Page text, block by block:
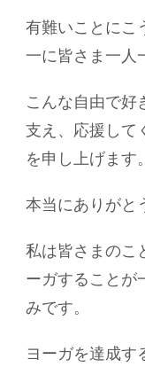
有難いことにこ
一に皆さま一人
こんな自由で好
支え、応援して
を申し上げます。
本当にありがと
私は皆さまのこ
ーガすることが
みです。
ヨーガを達成す